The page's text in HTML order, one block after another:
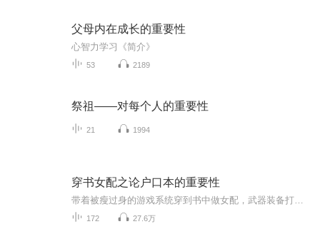
父母内在成长的重要性
心智力学习《简介》
53 2189
祭祖——对每个人的重要性
21 1994
穿书女配之论户口本的重要性
172 27.6万